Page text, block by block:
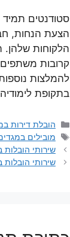
סטודנטים תמיד
הצעת הנחות,
הלקוחות שלהן.
קרובות משתפים
להמלצות
בתקופת
קטגוריות
הובלת דירות
תגיות
מובילים
שירותי
שירותי